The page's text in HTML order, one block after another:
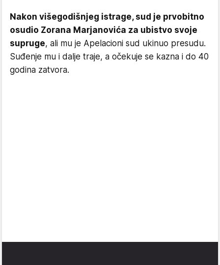
Nakon višegodišnjeg istrage, sud je prvobitno
osudio Zorana Marjanovića za ubistvo svoje
supruge, ali mu je Apelacioni sud ukinuo presudu.
Suđenje mu i dalje traje, a očekuje se kazna i do 40
godina zatvora.